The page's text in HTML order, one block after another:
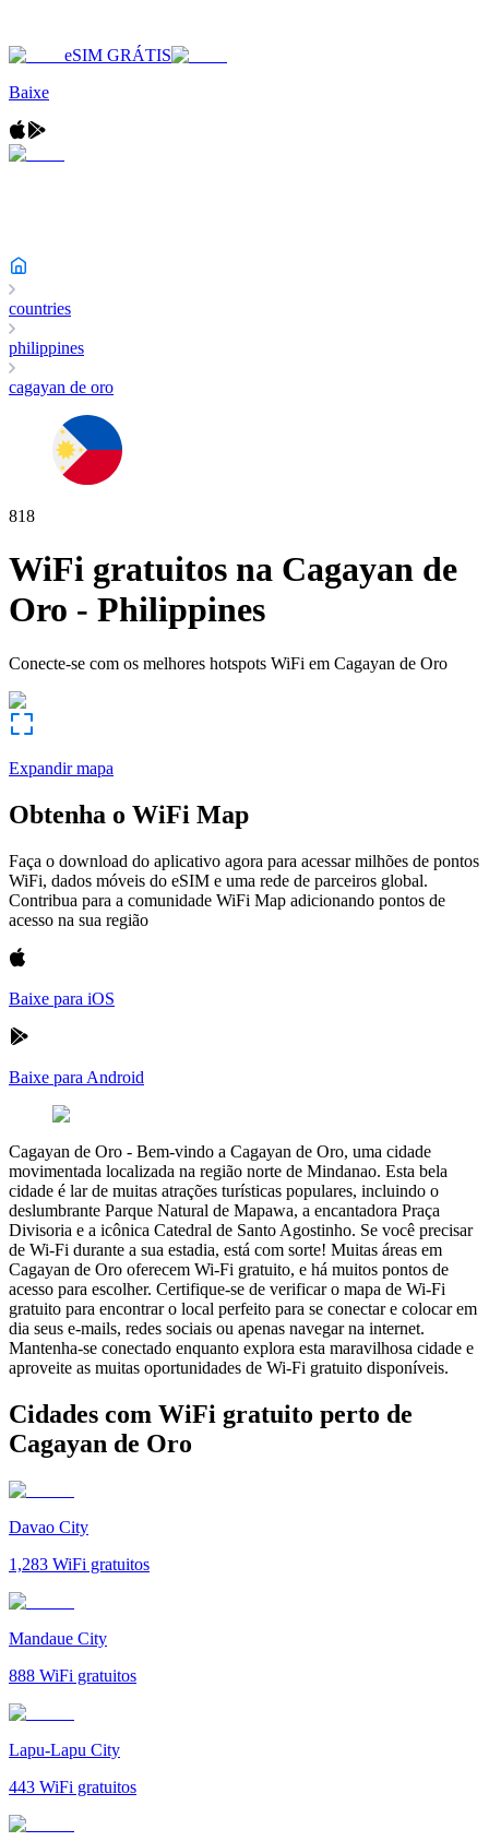
eSIM GRÁTIS
Baixe
countries
philippines
cagayan de oro
818
WiFi gratuitos na Cagayan de
Oro - Philippines
Conecte-se com os melhores hotspots WiFi em Cagayan de Oro
Expandir mapa
Obtenha o WiFi Map
Faça o download do aplicativo agora para acessar milhões de pontos
WiFi, dados móveis do eSIM e uma rede de parceiros global.
Contribua para a comunidade WiFi Map adicionando pontos de
acesso na sua região
Baixe para iOS
Baixe para Android
Cagayan de Oro - Bem-vindo a Cagayan de Oro, uma cidade
movimentada localizada na região norte de Mindanao. Esta bela
cidade é lar de muitas atrações turísticas populares, incluindo o
deslumbrante Parque Natural de Mapawa, a encantadora Praça
Divisoria e a icônica Catedral de Santo Agostinho. Se você precisar
de Wi-Fi durante a sua estadia, está com sorte! Muitas áreas em
Cagayan de Oro oferecem Wi-Fi gratuito, e há muitos pontos de
acesso para escolher. Certifique-se de verificar o mapa de Wi-Fi
gratuito para encontrar o local perfeito para se conectar e colocar em
dia seus e-mails, redes sociais ou apenas navegar na internet.
Mantenha-se conectado enquanto explora esta maravilhosa cidade e
aproveite as muitas oportunidades de Wi-Fi gratuito disponíveis.
Cidades com WiFi gratuito perto de
Cagayan de Oro
Davao City
1,283 WiFi gratuitos
Mandaue City
888 WiFi gratuitos
Lapu-Lapu City
443 WiFi gratuitos